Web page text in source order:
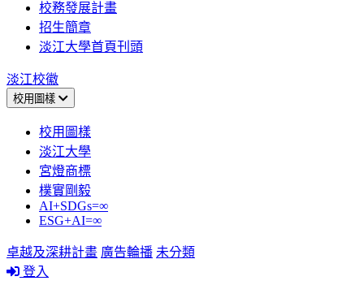
校務發展計畫
招生簡章
淡江大學首頁刊頭
淡江校徽
校用圖樣
校用圖樣
淡江大學
宮燈商標
樸實剛毅
AI+SDGs=∞
ESG+AI=∞
卓越及深耕計畫 廣告輪播 未分類
登入